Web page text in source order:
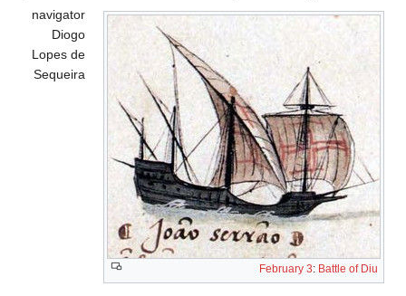
February 3: Battle of Diu
navigator
Diogo
Lopes de
Sequeira